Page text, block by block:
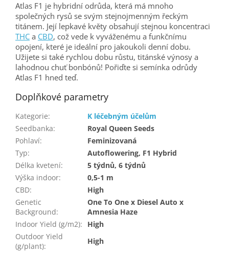
Atlas F1 je hybridní odrůda, která má mnoho
společných rysů se svým stejnojmenným řeckým
titánem. Její lepkavé květy obsahují stejnou koncentraci
THC a CBD, což vede k vyváženému a funkčnímu
opojení, které je ideální pro jakoukoli denní dobu.
Užijete si také rychlou dobu růstu, titánské výnosy a
lahodnou chuť bonbónů! Pořiďte si semínka odrůdy
Atlas F1 hned teď.
Doplňkové parametry
Kategorie:
K léčebným účelům
Seedbanka:
Royal Queen Seeds
Pohlaví:
Feminizovaná
Typ:
Autoflowering, F1 Hybrid
Délka kvetení:
5 týdnů, 6 týdnů
Výška indoor:
0,5-1 m
CBD:
High
Genetic
Background:
One To One x Diesel Auto x
Amnesia Haze
Indoor Yield (g/m2):
High
Outdoor Yield
(g/plant):
High